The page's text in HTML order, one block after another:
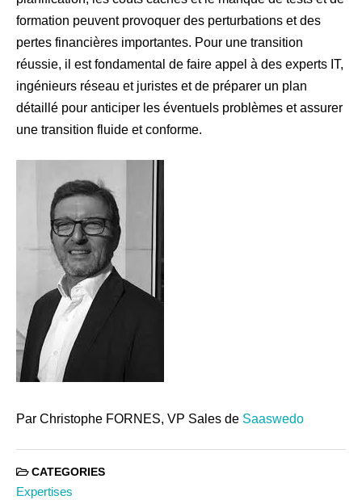
formation peuvent provoquer des perturbations et des
pertes financières importantes. Pour une transition
réussie, il est fondamental de faire appel à des experts IT,
ingénieurs réseau et juristes et de préparer un plan
détaillé pour anticiper les éventuels problèmes et assurer
une transition fluide et conforme.
Par Christophe FORNES, VP Sales de Saaswedo
CATEGORIES
Expertises